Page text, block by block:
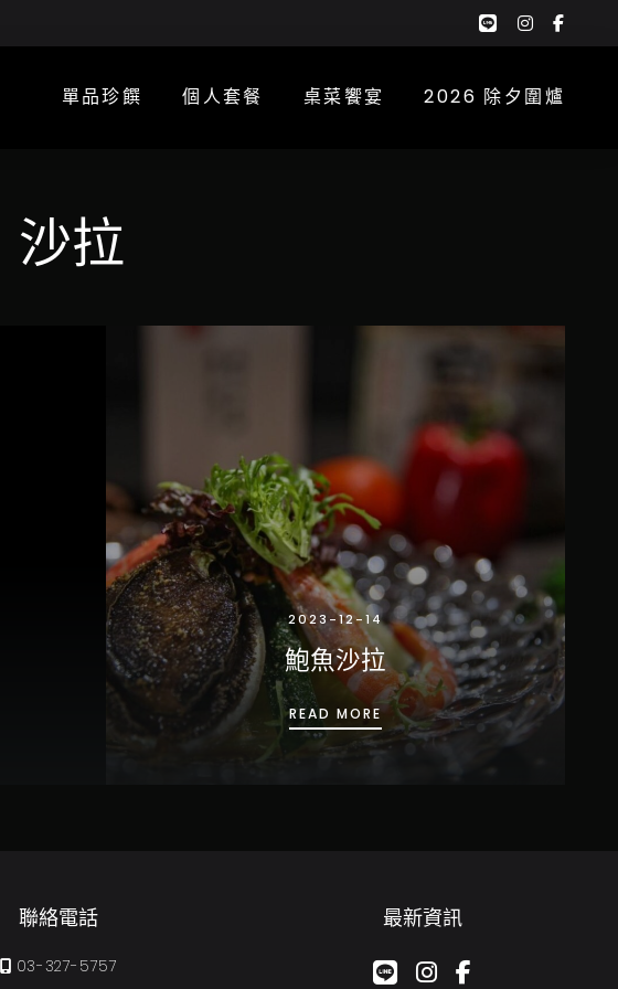
google-
plus-
單品珍饌 個人套餐 桌菜饗宴 2026 除夕圍爐
沙拉
2023-12-14
鮑魚沙拉
READ MORE鮑魚沙拉
聯絡電話
03-327-5757
最新資訊
google-plus-g
instagram